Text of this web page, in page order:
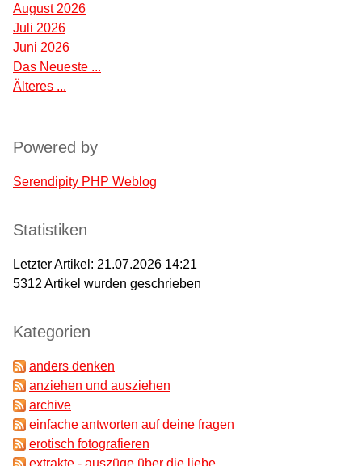
August 2026
Juli 2026
Juni 2026
Das Neueste ...
Älteres ...
Powered by
Serendipity PHP Weblog
Statistiken
Letzter Artikel: 21.07.2026 14:21
5312 Artikel wurden geschrieben
Kategorien
anders denken
anziehen und ausziehen
archive
einfache antworten auf deine fragen
erotisch fotografieren
extrakte - auszüge über die liebe